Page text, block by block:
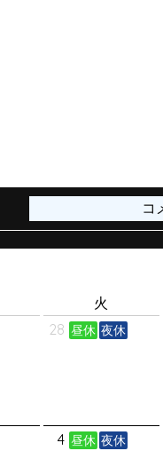
火
28 昼休 夜休
4 昼休 夜休